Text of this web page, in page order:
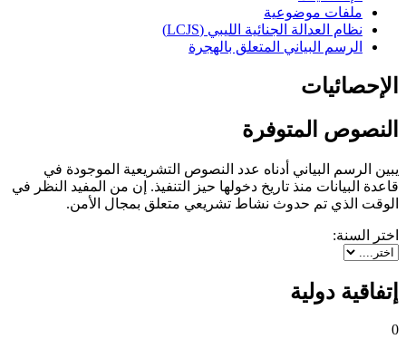
ملفات موضوعية
نظام العدالة الجنائية الليبي (LCJS)
الرسم البياني المتعلق بالهجرة
الإحصائيات
النصوص المتوفرة
يبين الرسم البياني أدناه عدد النصوص التشريعية الموجودة في
قاعدة البيانات منذ تاريخ دخولها حيز التنفيذ. إن من المفيد النظر في
الوقت الذي تم حدوث نشاط تشريعي متعلق بمجال الأمن.
اختر السنة:
إتفاقية دولية
0